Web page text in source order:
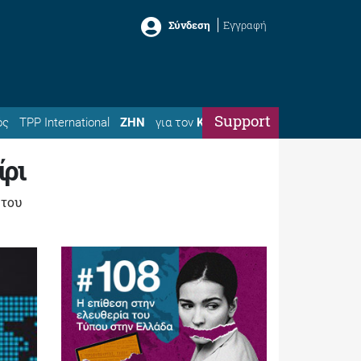
Σύνδεση Εγγραφή
TPP International ΖΗΝ για τον ΚώσταSupport